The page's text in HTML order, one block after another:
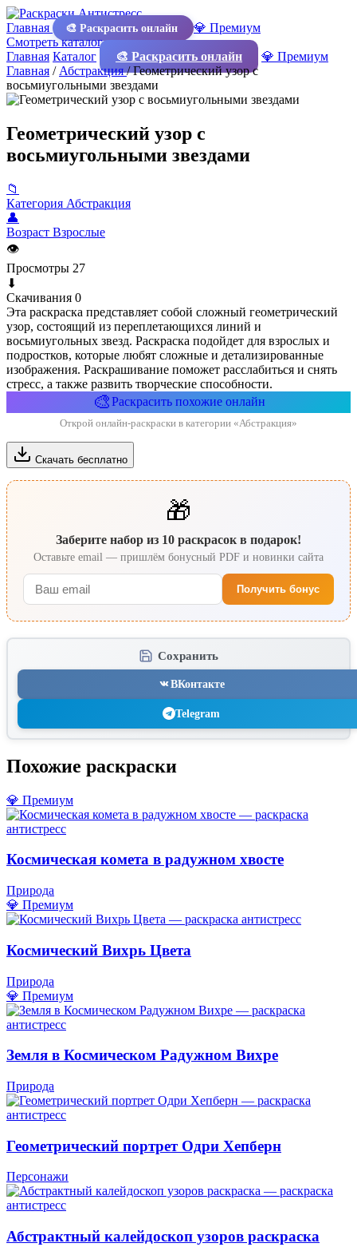
Главная 🎨 Раскрасить онлайн
💎 Премиум
Смотреть каталог
Главная Каталог 🎨 Раскрасить онлайн
💎 Премиум
Главная / Абстракция/Геометрический узор с
восьмиугольными звездами
Геометрический узор с
восьмиугольными звездами
📁
Категория Абстракция
👤
Возраст Взрослые
👁
Просмотры 27
⬇
Скачивания 0
Эта раскраска представляет собой сложный геометрический
узор, состоящий из переплетающихся линий и
восьмиугольных звезд. Раскраска подойдет для взрослых и
подростков, которые любят сложные и детализированные
изображения. Раскрашивание поможет расслабиться и снять
стресс, а также развить творческие способности.
🎨Раскрасить похожие онлайн
Открой онлайн-раскраски в категории «Абстракция»
Скачать бесплатно
🎁
Заберите набор из 10 раскрасок в подарок!
Оставьте email — пришлём бонусный PDF и новинки сайта
Получить бонус
Сохранить
ВКонтакте
Telegram
Похожие раскраски
💎 Премиум
Космическая комета в радужном хвосте
Природа
💎 Премиум
Космический Вихрь Цвета
Природа
💎 Премиум
Земля в Космическом Радужном Вихре
Природа
Геометрический портрет Одри Хепберн
Персонажи
Абстрактный калейдоскоп узоров раскраска